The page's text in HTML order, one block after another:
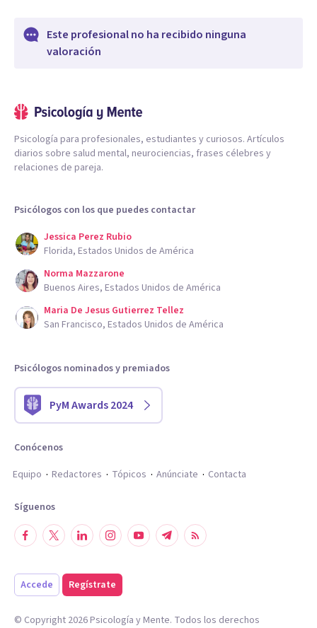
Este profesional no ha recibido ninguna
valoración
Psicología para profesionales, estudiantes y curiosos. Artículos
diarios sobre salud mental, neurociencias, frases célebres y
relaciones de pareja.
Psicólogos con los que puedes contactar
Jessica Perez Rubio
Florida, Estados Unidos de América
Norma Mazzarone
Buenos Aires, Estados Unidos de América
Maria De Jesus Gutierrez Tellez
San Francisco, Estados Unidos de América
Psicólogos nominados y premiados
PyM Awards 2024
Conócenos
Equipo
Redactores Tópicos Anúnciate Contacta
Síguenos
Accede Regístrate
© Copyright 2026Psicología y Mente. Todos los derechos